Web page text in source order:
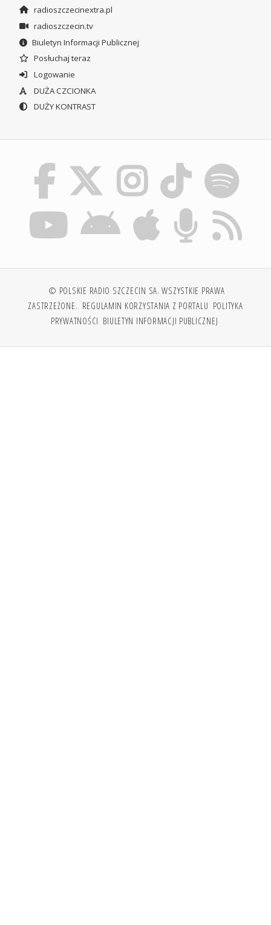
radioszczecinextra.pl
radioszczecin.tv
Biuletyn Informacji Publicznej
Posłuchaj teraz
Logowanie
DUŻA CZCIONKA
DUŻY KONTRAST
© POLSKIE RADIO SZCZECIN SA. WSZYSTKIE PRAWA
ZASTRZEŻONE. REGULAMIN KORZYSTANIA Z PORTALU POLITYKA
PRYWATNOŚCI BIULETYN INFORMACJI PUBLICZNEJ